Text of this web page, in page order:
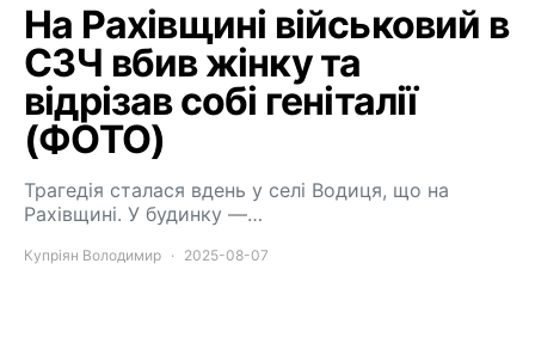
На Рахівщині військовий в
СЗЧ вбив жінку та
відрізав собі геніталії
(ФОТО)
Трагедія сталася вдень у селі Водиця, що на
Рахівщині. У будинку —…
Купріян Володимир 2025-08-07